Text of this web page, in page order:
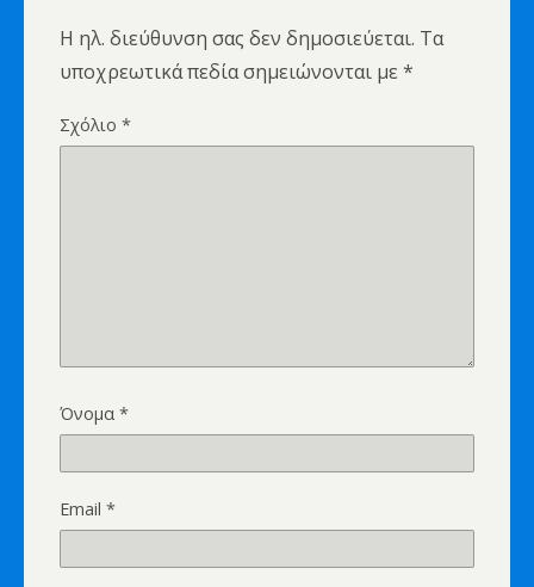
Η ηλ. διεύθυνση σας δεν δημοσιεύεται. Τα
υποχρεωτικά πεδία σημειώνονται με *
Σχόλιο *
Όνομα *
Email *